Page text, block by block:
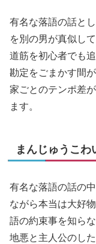
有名な落語の話と
を別の男が真似し
道筋を初心者でも
勘定をごまかす間
家ごとのテンポ差
ます。
まんじゅうこ
有名な落語の話の
ながら本当は大好
語の約束事を知ら
地悪と主人公のし